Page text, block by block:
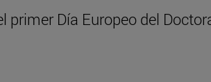
primer Día Europeo del